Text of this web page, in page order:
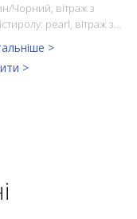
Чорний, вітраж з
pearl, вітраж з…
>
>